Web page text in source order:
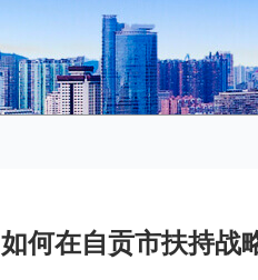
如何在自贡市扶持战